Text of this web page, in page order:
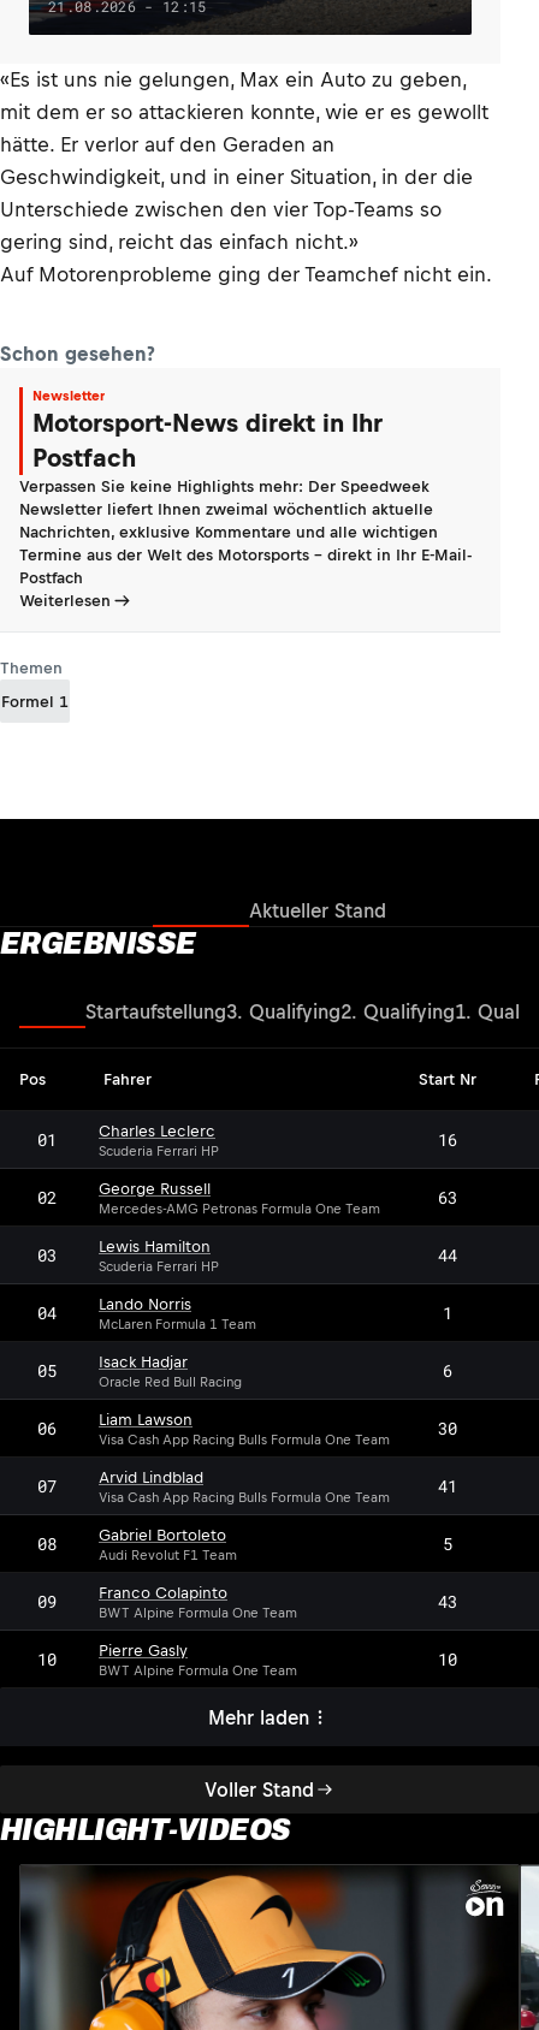
21.08.2026 - 12:15
«Es ist uns nie gelungen, Max ein Auto zu geben,
mit dem er so attackieren konnte, wie er es gewollt
hätte. Er verlor auf den Geraden an
Geschwindigkeit, und in einer Situation, in der die
Unterschiede zwischen den vier Top-Teams so
gering sind, reicht das einfach nicht.»
Auf Motorenprobleme ging der Teamchef nicht ein.
Schon gesehen?
Newsletter
Motorsport-News direkt in Ihr
Postfach
Verpassen Sie keine Highlights mehr: Der Speedweek
Newsletter liefert Ihnen zweimal wöchentlich aktuelle
Nachrichten, exklusive Kommentare und alle wichtigen
Termine aus der Welt des Motorsports - direkt in Ihr E-Mail-
Postfach
Weiterlesen
Themen
Formel 1
Aktueller Stand
ERGEBNISSE
Voller Stand
Startaufstellung3. Qualifying2. Qualifying1.
Pos Fahrer Start Nr
01 Charles Leclerc
Scuderia Ferrari HP 16
02 George Russell
Mercedes-AMG Petronas Formula One Team 63
03 Lewis Hamilton
Scuderia Ferrari HP 44
04 Lando Norris
McLaren Formula 1 Team 1
05 Isack Hadjar
Oracle Red Bull Racing 6
06 Liam Lawson
Visa Cash App Racing Bulls Formula One Team 30
07 Arvid Lindblad
Visa Cash App Racing Bulls Formula One Team 41
08 Gabriel Bortoleto
Audi Revolut F1 Team 5
09 Franco Colapinto
BWT Alpine Formula One Team 43
10 Pierre Gasly
BWT Alpine Formula One Team 10
Mehr laden
HIGHLIGHT-VIDEOS